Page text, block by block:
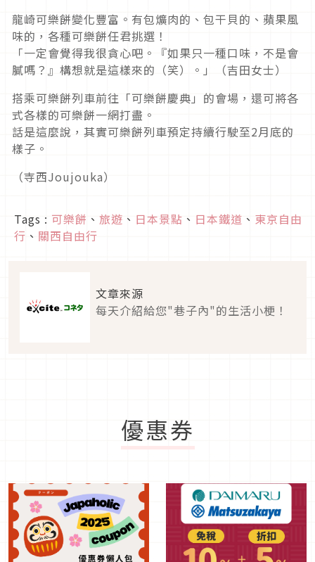
龍崎可樂餅變化豐富。有包爌肉的、包干貝的、蘋果風
味的，各種可樂餅任君挑選！
「一定會覺得我很貪心吧。『如果只一種口味，不是會
膩嗎？』構想就是這樣來的（笑）。」（吉田女士）
搭乘可樂餅列車前往「可樂餅慶典」的會場，還可將各
式各樣的可樂餅一網打盡。
話是這麼說，其實可樂餅列車預定持續行駛至2月底的
樣子。
（寺西Joujouka）
Tags : 可樂餅 、 旅遊 、 日本景點 、 日本鐵道 、 東京自由
行 、 關西自由行
文章來源
每天介紹給您"巷子內"的生活小梗！
優惠券